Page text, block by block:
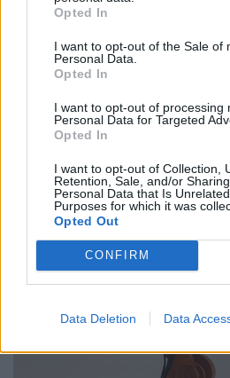
Opted In
I want to opt-out of the Sale of
Personal Data.
Opted In
I want to opt-out of processing
Personal Data for Targeted
Opted In
I want to opt-out of Collection,
Retention, Sale, and/or
Personal Data that Is
Purposes for which it was
Opted Out
CONFIRM
Data Deletion Data
Παραλύει η χώρα από τη
ΓΣΕΕ και ΑΔΕΔΥ ενάντια
νομοσχέδιο
01.10.25
Δημόσιοι υπάλληλοι, γιατροί,
υπάλληλοι, ταξιτζήδες και
σημερινή πανελλαδική
μεταφορές και υπηρεσίες. Στο